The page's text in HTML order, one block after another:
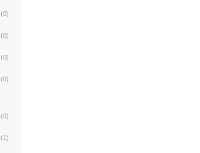
(0)
(0)
(0)
(0)
(0)
(1)